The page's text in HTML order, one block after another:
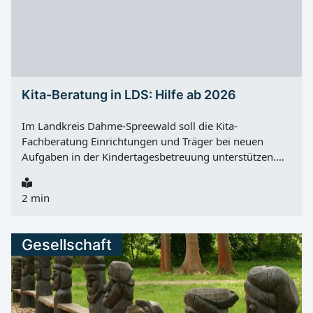
Kita-Beratung in LDS: Hilfe ab 2026
Im Landkreis Dahme-Spreewald soll die Kita-
Fachberatung Einrichtungen und Träger bei neuen
Aufgaben in der Kindertagesbetreuung unterstützen.
Bildung und Betreuung ab Samstag, 01.08.2026 für
neu eingeschulte Kinder nach § 24 Absatz 4 SGB VIII.
Zusammenarbeit zwischen Grundschulen und
Einrichtungen der Kindertagesbetreuung wichtig. Dazu
zählen vor allem Kindertagesstätten und Horte. In
diesem Zusammenhang gewinnt die Kita-Fachberatung
im Landkreis weiter an Bedeutung. Unterstützung statt
2 min
Gesellschaft